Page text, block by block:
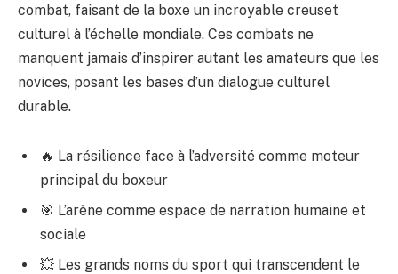
combat, faisant de la boxe un incroyable creuset
culturel à l’échelle mondiale. Ces combats ne
manquent jamais d’inspirer autant les amateurs que les
novices, posant les bases d’un dialogue culturel
durable.
🔥 La résilience face à l’adversité comme moteur
principal du boxeur
🎯 L’arène comme espace de narration humaine et
sociale
💥 Les grands noms du sport qui transcendent le